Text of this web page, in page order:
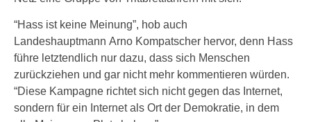
“Hass ist keine Meinung”, hob auch
Landeshauptmann Arno Kompatscher hervor, denn Hass
führe letztendlich nur dazu, dass sich Menschen
zurückziehen und gar nicht mehr kommentieren würden.
“Diese Kampagne richtet sich nicht gegen das Internet,
sondern für ein Internet als Ort der Demokratie, in dem